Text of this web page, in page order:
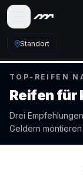
Standort
TOP-REIFEN
Reifen für
Drei
Geldern montieren